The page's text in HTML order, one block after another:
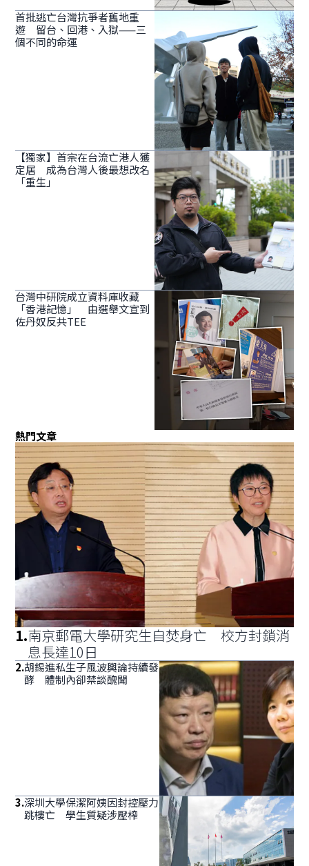
首批逃亡台灣抗爭者舊地重
遊 留台、回港、入獄——三
個不同的命運
【獨家】首宗在台流亡港人獲
定居 成為台灣人後最想改名
「重生」
台灣中研院成立資料庫收藏
「香港記憶」 由選舉文宣到
佐丹奴反共TEE
熱門文章
1.南京郵電大學研究生自焚身亡 校方封鎖消
息長達10日
2.胡錫進私生子風波輿論持續發
酵 體制內卻禁談醜聞
3.深圳大學保潔阿姨因封控壓力
跳樓亡 學生質疑涉壓榨